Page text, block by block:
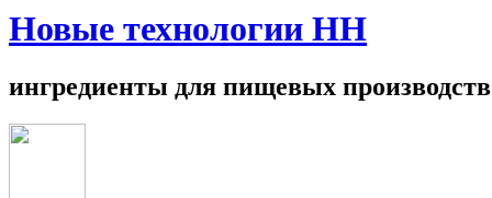
Новые технологии НН
ингредиенты для пищевых производств